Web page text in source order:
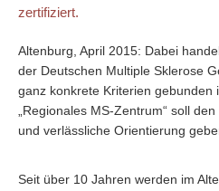
zertifiziert.
Altenburg, April 2015: Dabei
der Deutschen Multiple Sklerose
ganz konkrete Kriterien gebunden
„Regionales MS-Zentrum“ soll
und verlässliche Orientierung
Seit über 10 Jahren werden im